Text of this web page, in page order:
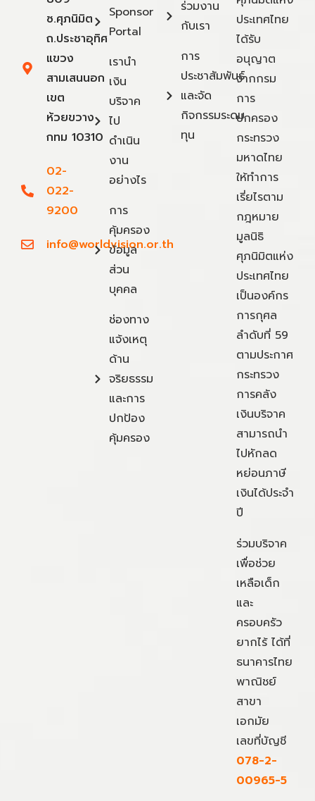
ซ.ศุภนิมิต
ถ.ประชาอุทิศ
แขวง
สามเสนนอก
เขต
ห้วยขวาง
กทม 10310
02-
022-
9200
info@worldvision.or.th
Sponsor
Portal
เรานำ
เงิน
บริจาค
ไป
ดำเนิน
งาน
อย่างไร
การ
คุ้มครอง
ข้อมูล
ส่วน
บุคคล
ช่องทาง
แจ้งเหตุ
ด้าน
จริยธรรม
และการ
ปกป้อง
คุ้มครอง
ร่วมงาน
กับเรา
การ
ประชาสัมพันธ์
และจัด
กิจกรรมระดม
ทุน
ประเทศไทย
ได้รับ
อนุญาต
จากกรม
การ
ปกครอง
กระทรวง
มหาดไทย
ให้ทำการ
เรี่ยไรตาม
กฎหมาย
มูลนิธิ
ศุภนิมิตแห่ง
ประเทศไทย
เป็นองค์กร
การกุศล
ลำดับที่ 59
ตามประกาศ
กระทรวง
การคลัง
เงินบริจาค
สามารถนำ
ไปหักลด
หย่อนภาษี
เงินได้ประจำ
ปี
ร่วมบริจาค
เพื่อช่วย
เหลือเด็ก
และ
ครอบครัว
ยากไร้ ได้ที่
ธนาคารไทย
พาณิชย์
สาขา
เอกมัย
เลขที่บัญชี
078-2-
00965-5